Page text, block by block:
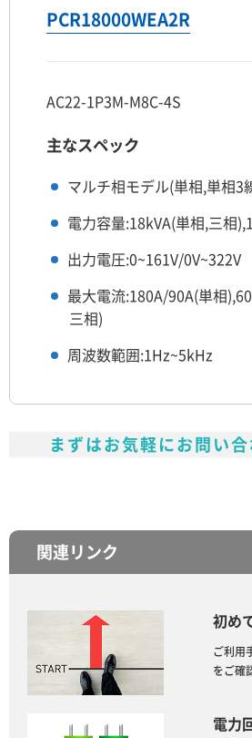
PCR18000WEA2R
AC22-1P3M-M8C-4S
主なスペック
マルチ相モデル(単相,単相3
電力容量:18kVA(単相,三相
出力電圧:0~161V/0V~322V
最大電流:180A/90A(単相
三相)
周波数範囲:1Hz~5kHz
まずはお気軽にお問い
関連リンク
初め
ご利用
をご確
電力